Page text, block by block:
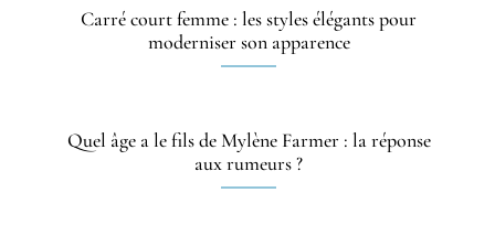
Carré court femme : les styles élégants pour
moderniser son apparence
Quel âge a le fils de Mylène Farmer : la réponse
aux rumeurs ?